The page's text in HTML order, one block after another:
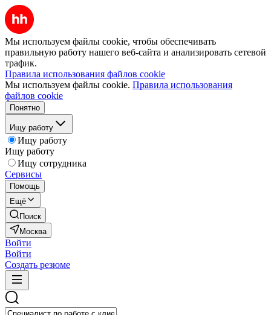
Мы используем файлы cookie, чтобы обеспечивать
правильную работу нашего веб-сайта и анализировать сетевой
трафик.
Правила использования файлов cookie
Мы используем файлы cookie. Правила использования
файлов cookie
Понятно
Ищу работу
Ищу работу
Ищу работу
Ищу сотрудника
Сервисы
Помощь
Ещё
Поиск
Москва
Войти
Войти
Создать резюме